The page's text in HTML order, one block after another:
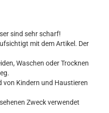
sind sehr scharf!
mit dem Artikel. Der
Waschen oder Trocknen
von Kindern und Haustieren
Zweck verwendet